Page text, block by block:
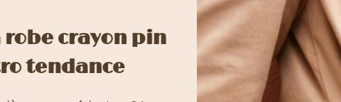
crayon pin
tendance